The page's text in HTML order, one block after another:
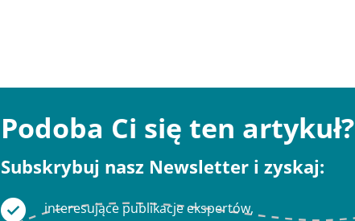
Podoba Ci się ten artykuł?
Subskrybuj nasz Newsletter i zyskaj:
interesujące publikacje ekspertów,